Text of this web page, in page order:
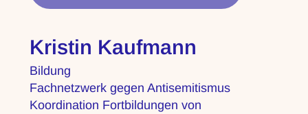
Kristin Kaufmann
Bildung
Fachnetzwerk gegen Antisemitismus
Koordination Fortbildungen von